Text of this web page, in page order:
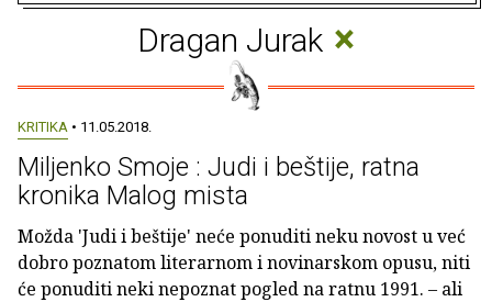
Dragan Jurak ×
KRITIKA • 11.05.2018.
Miljenko Smoje : Judi i beštije, ratna
kronika Malog mista
Možda 'Judi i beštije' neće ponuditi neku novost u već
dobro poznatom literarnom i novinarskom opusu, niti
će ponuditi neki nepoznat pogled na ratnu 1991. – ali